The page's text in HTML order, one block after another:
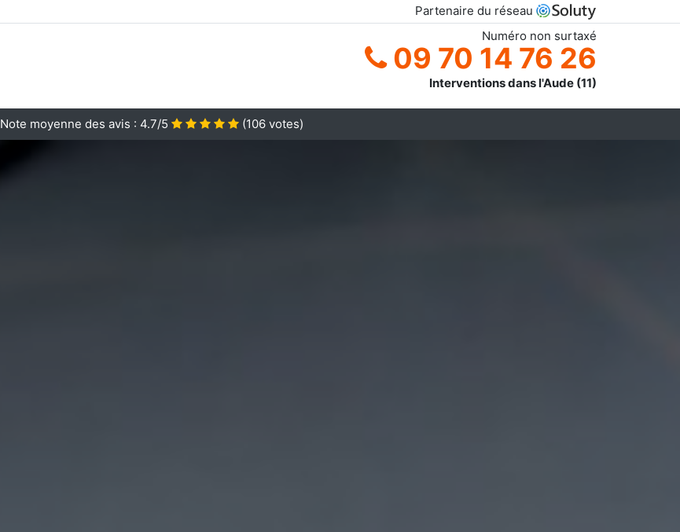
Partenaire du réseau
Numéro non surtaxé
09 70 14 76 26
Interventions dans l'Aude (11)
Note moyenne des avis : 4.7/5 (106 votes)